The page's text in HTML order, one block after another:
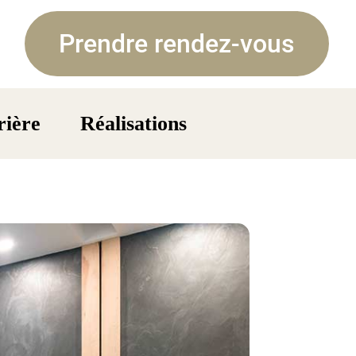
Prendre rendez-vous
Réalisations